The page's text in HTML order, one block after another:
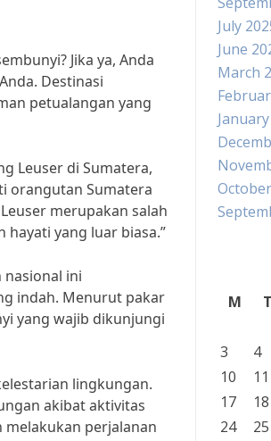
Jika ya, Anda
Destinasi
petualangan yang
Leuser di Sumatera,
orangutan Sumatera
merupakan salah
yang luar biasa.”
nasional ini
indah. Menurut pakar
yang wajib dikunjungi
lingkungan.
akibat aktivitas
perjalanan
July
June
March
M
T
3
4
10
11
17
18
24
25